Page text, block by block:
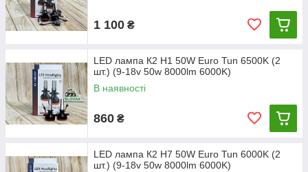
1 100 ₴
LED лампа К2 H1 50W Euro Tun 6500K (2
шт.) (9-18v 50w 8000lm 6000K)
В наявності
860 ₴
LED лампа К2 H7 50W Euro Tun 6000K (2
шт.) (9-18v 50w 8000lm 6000K)